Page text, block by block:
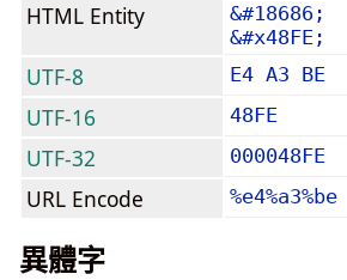
HTML Entity
&#18686;
&#x48FE;
UTF-8 E4 A3 BE
UTF-16 48FE
UTF-32 000048FE
URL Encode %e4%a3%be
異體字